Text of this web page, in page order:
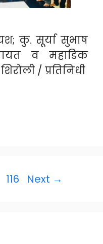
कु. सूर्या सुभाष
व महाडिक
/ प्रतिनिधी
Page
116 Next →